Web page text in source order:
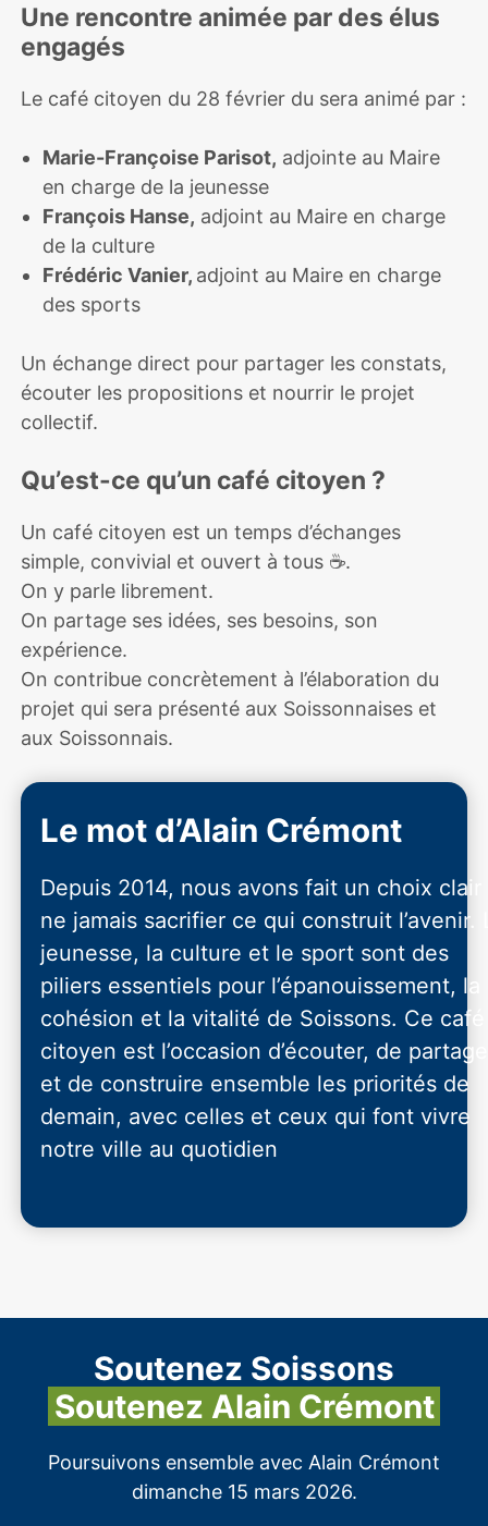
Une rencontre animée par des élus
engagés
Le café citoyen du 28 février du sera animé par :
Marie-Françoise Parisot, adjointe au Maire
en charge de la jeunesse
François Hanse, adjoint au Maire en charge
de la culture
Frédéric Vanier, adjoint au Maire en charge
des sports
Un échange direct pour partager les constats,
écouter les propositions et nourrir le projet
collectif.
Qu’est-ce qu’un café citoyen ?
Un café citoyen est un temps d’échanges
simple, convivial et ouvert à tous ☕️.
On y parle librement.
On partage ses idées, ses besoins, son
expérience.
On contribue concrètement à l’élaboration du
projet qui sera présenté aux Soissonnaises et
aux Soissonnais.
Le mot d’Alain Crémont
Depuis 2014, nous avons fait un choix clair
ne jamais sacrifier ce qui construit l’avenir.
jeunesse, la culture et le sport sont des
piliers essentiels pour l’épanouissement, la
cohésion et la vitalité de Soissons. Ce café
citoyen est l’occasion d’écouter, de
et de construire ensemble les priorités de
demain, avec celles et ceux qui font vivre
notre ville au quotidien
Soutenez Soissons
Soutenez Alain Crémont
Poursuivons ensemble avec Alain Crémont
dimanche 15 mars 2026.